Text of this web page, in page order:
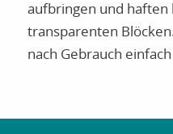
aufbringen und haften
transparenten
nach Gebrauch